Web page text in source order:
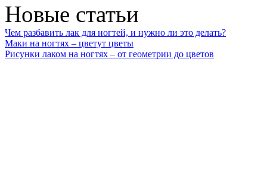
Новые статьи
Чем разбавить лак для ногтей, и нужно ли это делать?
Маки на ногтях – цветут цветы
Рисунки лаком на ногтях – от геометрии до цветов